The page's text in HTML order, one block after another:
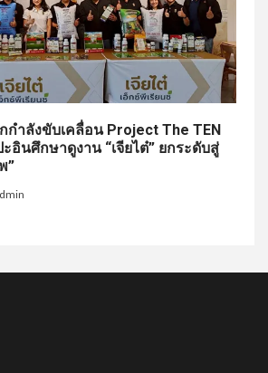
กำลังขับเคลื่อน Project The TEN
อินศึกษาดูงาน “เจียไต๋” ยกระดับสู่
”